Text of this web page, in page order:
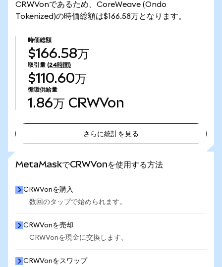
CRWVonであるため、CoreWeave (Ondo
Tokenized)の時価総額は$166.58万となります。
時価総額
$166.58万
取引量 (24時間)
$110.60万
循環供給量
1.86万 CRWVon
さらに統計を見る
MetaMaskでCRWVonを使用する方法
CRWVonを購入
数回のタップで始められます。
CRWVonを売却
CRWVonを現金に交換します。
CRWVonをスワップ